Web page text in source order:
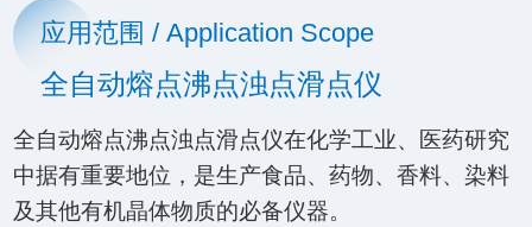
应用范围 / Application Scope
全自动熔点沸点浊点滑点仪
全自动熔点沸点浊点滑点仪在化学工业、医药研究
中据有重要地位，是生产食品、药物、香料、染料
及其他有机晶体物质的必备仪器。